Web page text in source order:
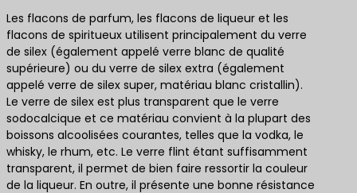
Les flacons de parfum, les flacons de liqueur et les
flacons de spiritueux utilisent principalement du verre
de silex (également appelé verre blanc de qualité
supérieure) ou du verre de silex extra (également
appelé verre de silex super, matériau blanc cristallin).
Le verre de silex est plus transparent que le verre
sodocalcique et ce matériau convient à la plupart des
boissons alcoolisées courantes, telles que la vodka, le
whisky, le rhum, etc. Le verre flint étant suffisamment
transparent, il permet de bien faire ressortir la couleur
de la liqueur. En outre, il présente une bonne résistance